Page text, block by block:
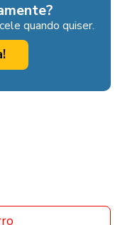
quando quiser.